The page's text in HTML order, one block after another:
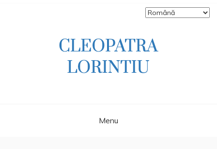
Menu